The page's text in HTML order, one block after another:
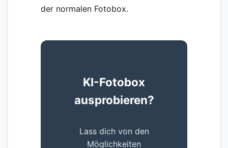
der normalen Fotobox.
KI-Fotobox
ausprobieren?
Lass dich von den
Möglichkeiten